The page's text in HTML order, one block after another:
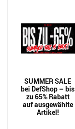
SUMMER SALE
bei DefShop – bis
zu 65% Rabatt
auf ausgewählte
Artikel!